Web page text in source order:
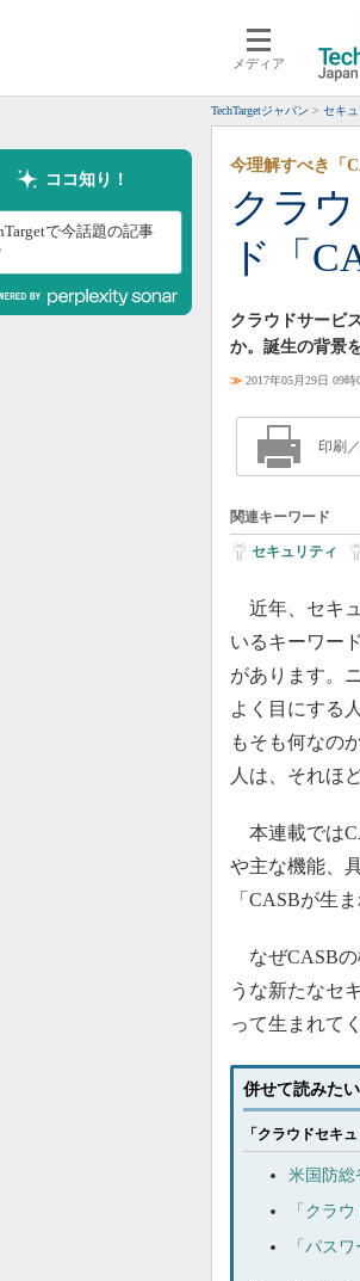
メディア
クラウド
スマートモバイル
ネットワーク
システム運用管理
TechTargetジャパン セキュ
ココ知り！
で今話題の記事
クラ
ド「
今理解すべき「
クラウドサービ
か。誕生の背景
≫ 2017年05月29日 09時
印刷
関連キーワード
セキュリティ
近年、セキ
いるキーワー
があります。
よく目にする
もそも何なの
人は、それほ
本連載では
や主な機能、
「CASBが生
なぜCASBの
うな新たなセ
って生まれて
併せて読みた
「クラウドセキ
米国防総
「クラ
「パス